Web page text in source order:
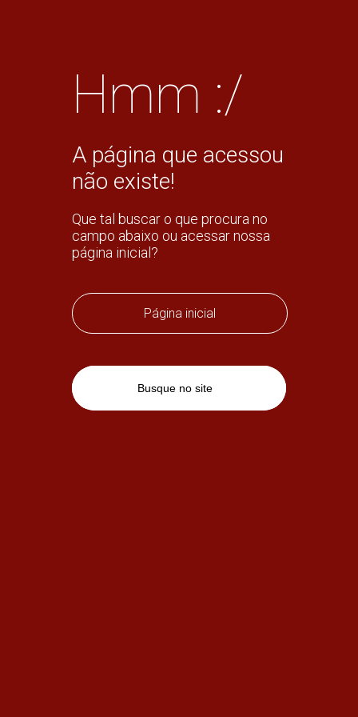
Hmm :/
A página que acessou
não existe!
Que tal buscar o que procura no
campo abaixo ou acessar nossa
página inicial?
Página inicial